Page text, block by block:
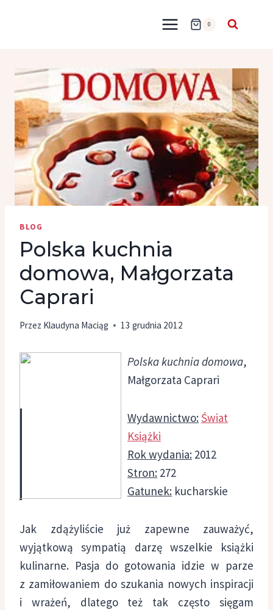
0
BLOG
Polska kuchnia
domowa, Małgorzata
Caprari
Przez Klaudyna Maciąg 13 grudnia 2012
Polska kuchnia domowa,
Małgorzata Caprari
Wydawnictwo: Świat
Książki
Rok wydania: 2012
Stron: 272
Gatunek: kucharskie
Jak zdążyliście już zapewne zauważyć,
wyjątkową sympatią darzę wszelkie książki
kulinarne. Pasja do gotowania idzie w parze
z zamiłowaniem do szukania nowych inspiracji
i wrażeń, dlatego też tak często sięgam